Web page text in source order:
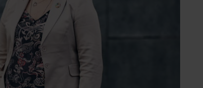
Röntgensjuksköterska
Biomedicinsk analytiker
Förtroendevald
Student
Chef